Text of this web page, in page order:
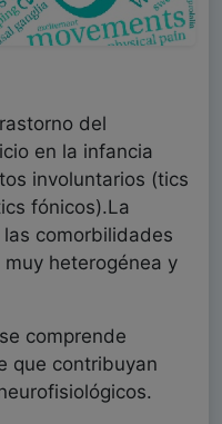
del
en la infancia
involuntarios (tics
fónicos).La
comorbilidades
muy heterogénea y
comprende
que contribuyan